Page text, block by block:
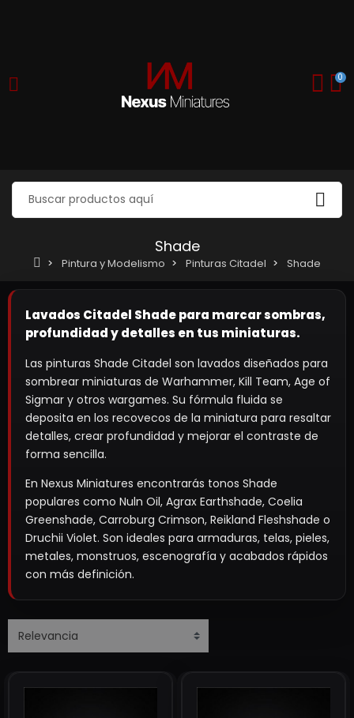
0
Shade
Pintura y Modelismo Pinturas Citadel Shade
Lavados Citadel Shade para marcar sombras,
profundidad y detalles en tus miniaturas.
Las pinturas Shade Citadel son lavados diseñados para
sombrear miniaturas de Warhammer, Kill Team, Age of
Sigmar y otros wargames. Su fórmula fluida se
deposita en los recovecos de la miniatura para resaltar
detalles, crear profundidad y mejorar el contraste de
forma sencilla.
En Nexus Miniatures encontrarás tonos Shade
populares como Nuln Oil, Agrax Earthshade, Coelia
Greenshade, Carroburg Crimson, Reikland Fleshshade o
Druchii Violet. Son ideales para armaduras, telas, pieles,
metales, monstruos, escenografía y acabados rápidos
con más definición.